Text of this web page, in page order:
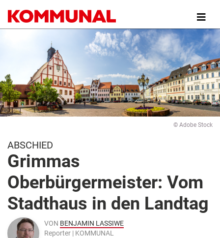
zum
Inhalt
© Adobe Stock
ABSCHIED
Grimmas
Oberbürgermeister: Vom
Stadthaus in den Landtag
VON BENJAMIN LASSIWE
Reporter | KOMMUNAL